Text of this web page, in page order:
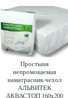
Простыня
непромокаемая
наматрасник-чехол
АЛЬВИТЕК
АКВАСТОП 160х200